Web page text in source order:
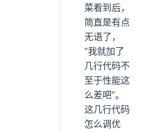
菜看到后，
简直是有点
无语了，
“我就加了
几行代码不
至于性能这
么差吧”。
这几行代码
怎么调优